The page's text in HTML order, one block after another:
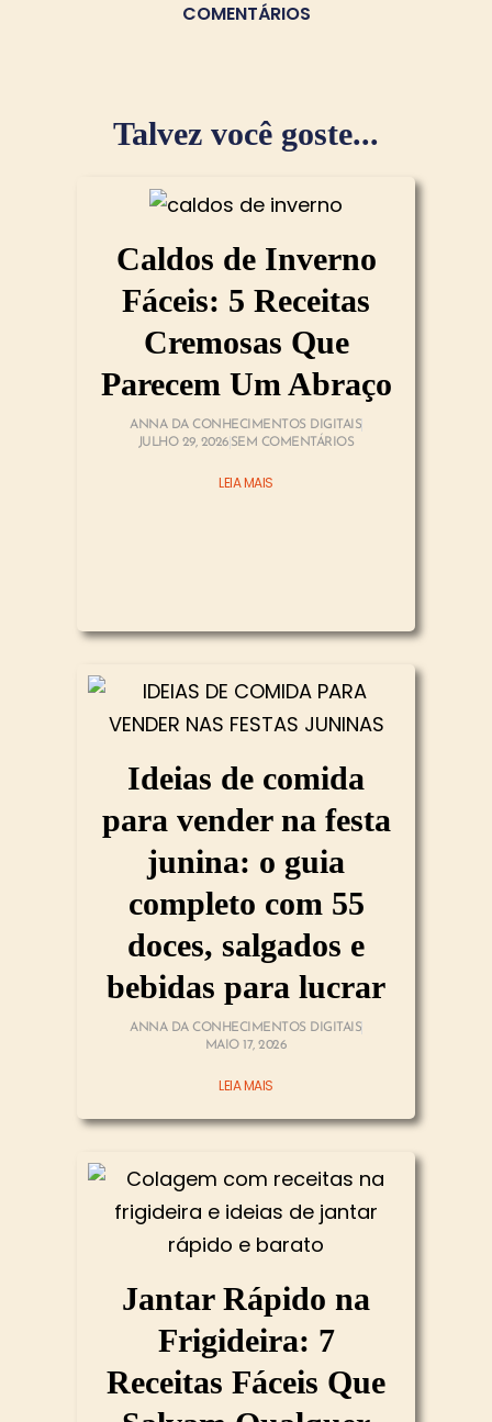
COMENTÁRIOS
Talvez você goste...
Caldos de Inverno
Fáceis: 5 Receitas
Cremosas Que
Parecem Um Abraço
ANNA DA CONHECIMENTOS DIGITAIS
JULHO 29, 2026 SEM COMENTÁRIOS
LEIA MAIS
Ideias de comida
para vender na festa
junina: o guia
completo com 55
doces, salgados e
bebidas para lucrar
ANNA DA CONHECIMENTOS DIGITAIS
MAIO 17, 2026
LEIA MAIS
Jantar Rápido na
Frigideira: 7
Receitas Fáceis Que